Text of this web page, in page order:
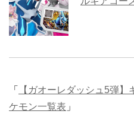
「
【ガオーレダッシュ5弾
ケモン一覧表 」